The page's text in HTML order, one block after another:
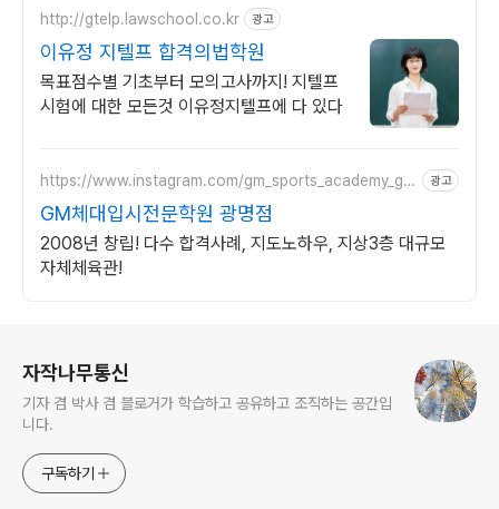
http://gtelp.lawschool.co.kr 광고
이유정 지텔프 합격의법학원
목표점수별 기초부터 모의고사까지! 지텔프
시험에 대한 모든것 이유정지텔프에 다 있다
https://www.instagram.com/gm_sports_academy_gw
광고
GM체대입시전문학원 광명점
2008년 창립! 다수 합격사례, 지도노하우, 지상3층 대규모
자체체육관!
자작나무통신
기자 겸 박사 겸 블로거가 학습하고 공유하고 조직하는 공간입
니다.
구독하기